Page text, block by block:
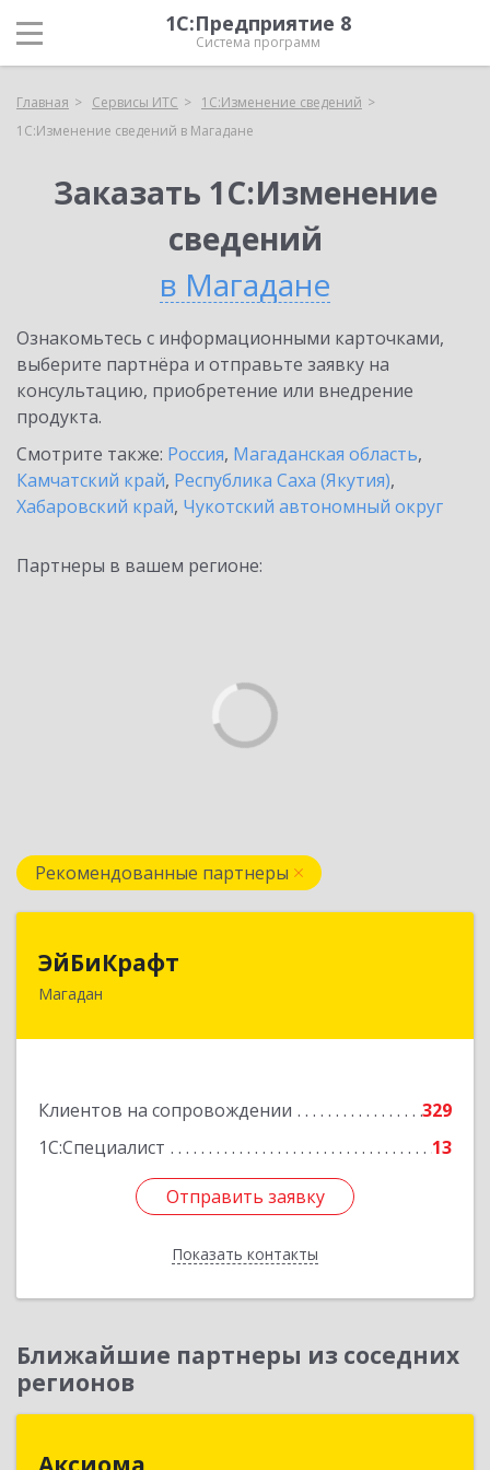
1С:Предприятие 8
Система программ
Главная Сервисы ИТС
1С:Изменение сведений
1С:Изменение сведений в Магадане
Заказать 1С:Изменение
сведений
в Магадане
Ознакомьтесь с информационными карточками,
выберите партнёра и отправьте заявку на
консультацию, приобретение или внедрение
продукта.
Смотрите также: Россия, Магаданская область,
Камчатский край, Республика Саха (Якутия),
Хабаровский край, Чукотский автономный округ
Партнеры в вашем регионе:
Рекомендованные партнеры
ЭйБиКрафт
Магадан
Клиентов на сопровождении
329
1С:Специалист
13
Отправить заявку
Показать контакты
685000, Магаданская обл, Магадан г, Полярная
Отправить заявку
Назад
Ближайшие партнеры из соседних
регионов